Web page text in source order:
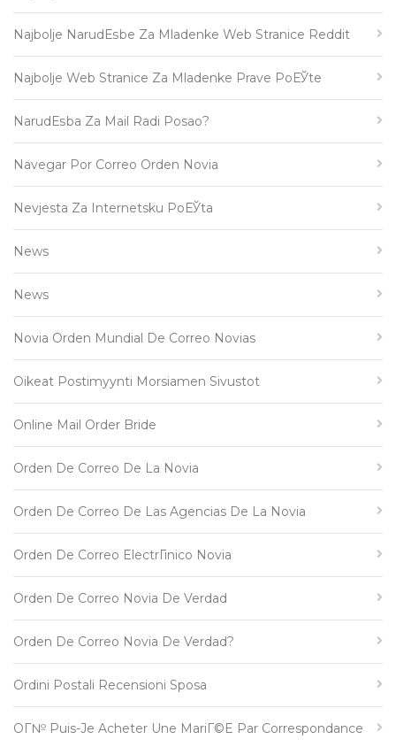
Najbolje NarudЕѕbe Za Mladenke Web Stranice Reddit
Najbolje Web Stranice Za Mladenke Prave PoЕЎte
NarudЕѕba Za Mail Radi Posao?
Navegar Por Correo Orden Novia
Nevjesta Za Internetsku PoЕЎta
News
News
Novia Orden Mundial De Correo Novias
Oikeat Postimyynti Morsiamen Sivustot
Online Mail Order Bride
Orden De Correo De La Novia
Orden De Correo De Las Agencias De La Novia
Orden De Correo ElectrГіnico Novia
Orden De Correo Novia De Verdad
Orden De Correo Novia De Verdad?
Ordini Postali Recensioni Sposa
OГ№ Puis-Je Acheter Une MariГ©e Par Correspondance